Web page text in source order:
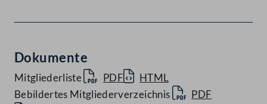
Dokumente
Mitgliederliste PDF
HTML
Bebildertes Mitgliederverzeichnis
PDF